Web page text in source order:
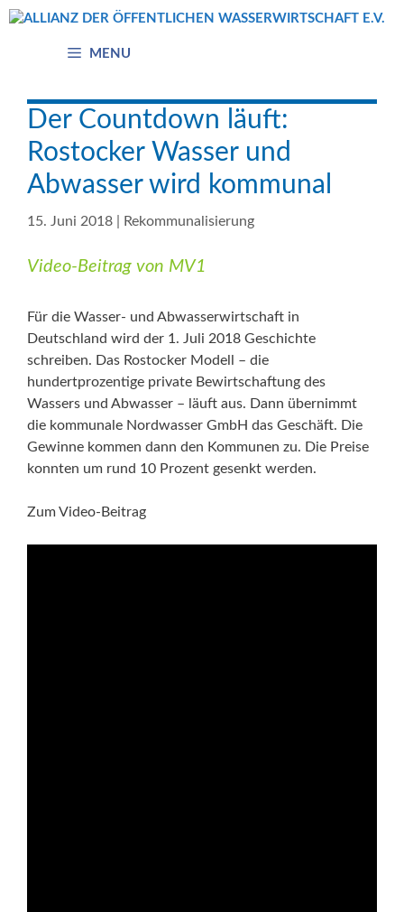
Zum
MENU
Der Countdown läuft:
Rostocker Wasser und
Abwasser wird kommunal
15. Juni 2018 Rekommunalisierung
Video-Beitrag von MV1
Für die Wasser- und Abwasserwirtschaft in
Deutschland wird der 1. Juli 2018 Geschichte
schreiben. Das Rostocker Modell – die
hundertprozentige private Bewirtschaftung des
Wassers und Abwasser – läuft aus. Dann übernimmt
die kommunale Nordwasser GmbH das Geschäft. Die
Gewinne kommen dann den Kommunen zu. Die Preise
konnten um rund 10 Prozent gesenkt werden.
Zum Video-Beitrag